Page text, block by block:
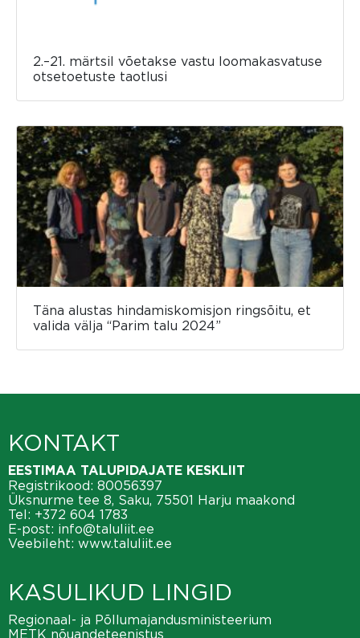
2.–21. märtsil võetakse vastu loomakasvatuse
otsetoetuste taotlusi
Täna alustas hindamiskomisjon ringsõitu, et
valida välja “Parim talu 2024”
KONTAKT
EESTIMAA TALUPIDAJATE KESKLIIT
Registrikood: 80056397
Üksnurme tee 8, Saku, 75501 Harju maakond
Tel: +372 604 1783
E-post: info@taluliit.ee
Veebileht: www.taluliit.ee
KASULIKUD LINGID
Regionaal- ja Põllumajandusministeerium
METK nõuandeteenistus